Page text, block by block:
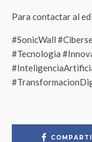
Para contactar al
#SonicWall
#Tecnologia